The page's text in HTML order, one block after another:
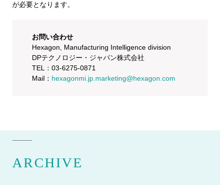
が必要となります。
お問い合わせ
Hexagon, Manufacturing Intelligence division
DPテクノロジー・ジャパン株式会社
TEL：03-6275-0871
Mail： hexagonmi.jp.marketing@hexagon.com
ARCHIVE